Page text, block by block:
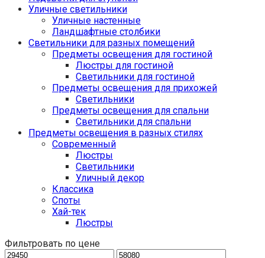
Уличные светильники
Уличные настенные
Ландшафтные столбики
Светильники для разных помещений
Предметы освещения для гостиной
Люстры для гостиной
Светильники для гостиной
Предметы освещения для прихожей
Светильники
Предметы освещения для спальни
Светильники для спальни
Предметы освещения в разных стилях
Cовременный
Люстры
Светильники
Уличный декор
Классика
Споты
Хай-тек
Люстры
Фильтровать по цене